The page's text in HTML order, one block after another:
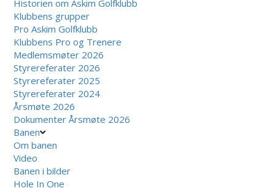
Historien om Askim Golfklubb
Klubbens grupper
Pro Askim Golfklubb
Klubbens Pro og Trenere
Medlemsmøter 2026
Styrereferater 2026
Styrereferater 2025
Styrereferater 2024
Årsmøte 2026
Dokumenter Årsmøte 2026
Banen
Om banen
Video
Banen i bilder
Hole In One